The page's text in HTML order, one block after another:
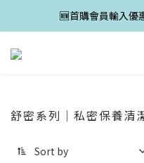
🆕首購會員輸入優
舒密系列｜私密保養清
Sort by